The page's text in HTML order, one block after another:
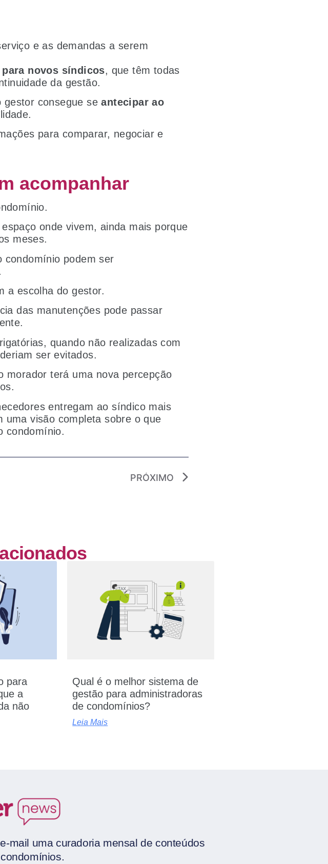
e as demandas a serem
novos síndicos, que têm todas
da gestão.
gestor consegue seantecipar ao
para comparar, negociar e
acompanhar
onde vivem, ainda mais porque
meses.
condomínio podem ser
a escolha do gestor.
das manutenções pode passar
quando não realizadas com
ser evitados.
morador terá uma nova percepção
entregam ao síndico mais
visão completa sobre o que
condomínio.
PRÓXIMO
para
a
não
Qual é o melhor sistema de
gestão para administradoras
de condomínios?
Leia Mais
mail uma curadoria mensal de conteúdos